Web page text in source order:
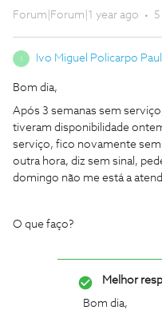
Forum|Forum|1 year ago
Ivo Miguel Policarpo
Bom dia,
Após 3 semanas sem
tiveram disponibilidade
serviço, fico novamente
outra hora, diz sem sinal,
domingo não me está a
O que faço?
Melhor
Bom dia,